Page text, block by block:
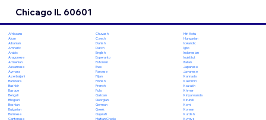
Chicago IL 60601
Afrikaans
Akan
Albanian
Amharic
Arabic
Aragonese
Armenian
Assamese
Aymara
Azerbaijani
Bambara
Bashkir
Basque
Bengali
Bhojpuri
Bosnian
Bulgarian
Burmese
Cantonese
Chuvash
Czech
Danish
Dutch
English
Esperanto
Estonian
Ewe
Faroese
Fijian
Finnish
French
Fula
Galician
Georgian
German
Greek
Gujarati
Haitian Creole
Hiri Motu
Hungarian
Icelandic
Igbo
Indonesian
Inuktitut
Italian
Japanese
Javanese
Kannada
Kashmiri
Kazakh
Khmer
Kinyarwanda
Kirundi
Komi
Korean
Kurdish
Kyrgyz